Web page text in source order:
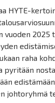
HYTE-
vuoden 2025
raha
johtoryhmä